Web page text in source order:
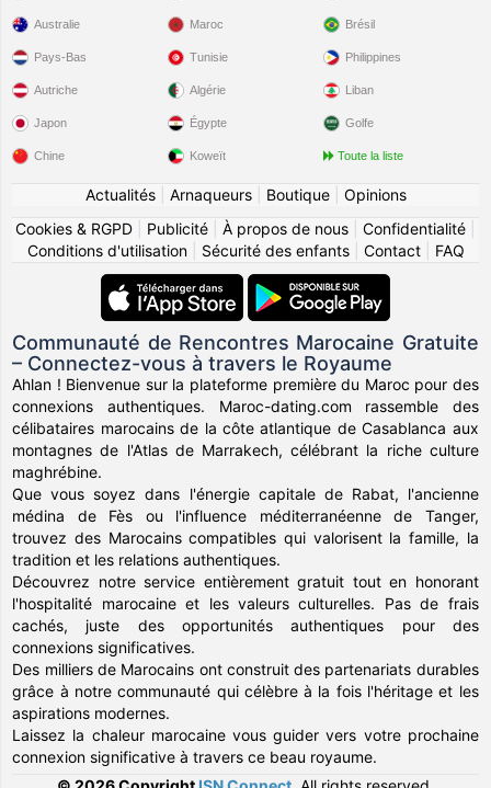
Australie
Pays-Bas
Autriche
Japon
Chine
Maroc
Tunisie
Algérie
Égypte
Koweït
Brésil
Philippines
Liban
Golfe
Toute la liste
Actualités| Arnaqueurs| Boutique| Opinions
Cookies & RGPD
Publicité À propos de nous Confidentialité
Conditions d'utilisation| Sécurité des enfants| Contact| FAQ
Communauté de Rencontres Marocaine Gratuite
– Connectez-vous à travers le Royaume
Ahlan ! Bienvenue sur la plateforme première du Maroc pour des
connexions authentiques. Maroc-dating.com rassemble des
célibataires marocains de la côte atlantique de Casablanca aux
montagnes de l'Atlas de Marrakech, célébrant la riche culture
maghrébine.
Que vous soyez dans l'énergie capitale de Rabat, l'ancienne
médina de Fès ou l'influence méditerranéenne de Tanger,
trouvez des Marocains compatibles qui valorisent la famille, la
tradition et les relations authentiques.
Découvrez notre service entièrement gratuit tout en honorant
l'hospitalité marocaine et les valeurs culturelles. Pas de frais
cachés, juste des opportunités authentiques pour des
connexions significatives.
Des milliers de Marocains ont construit des partenariats durables
grâce à notre communauté qui célèbre à la fois l'héritage et les
aspirations modernes.
Laissez la chaleur marocaine vous guider vers votre prochaine
connexion significative à travers ce beau royaume.